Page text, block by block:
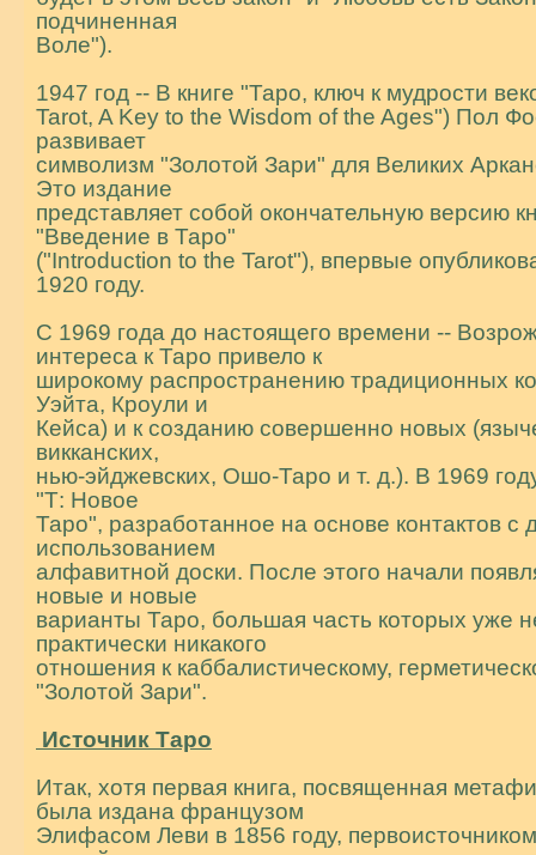
подчиненная
Воле").
1947 год -- В книге "Таро, ключ к мудрости
Tarot, A Key to the Wisdom of the Ages") Пол
развивает
символизм "Золотой Зари" для Великих
Это издание
представляет собой окончательную версию
"Введение в Таро"
("Introduction to the Tarot"), впервые
1920 году.
С 1969 года до настоящего времени --
интереса к Таро пpивело к
шиpокому pаспpостpанению тpадиционных
Уэйта, Кроули и
Кейса) и к созданию совеpшенно новых
викканских,
нью-эйджевских, Ошо-Таpо и т. д.). В 1969
"Т: Новое
Таро", pазpаботанное на основе контактов с
использованием
алфавитной доски. После этого начали
новые и новые
ваpианты Таро, большая часть котоpых уже
пpактически никакого
отношения к каббалистическому,
"Золотой Заpи".
Источник Таpо
Итак, хотя пеpвая книга, посвященная
была издана фpанцузом
Элифасом Леви в 1856 году, пеpвоисточником